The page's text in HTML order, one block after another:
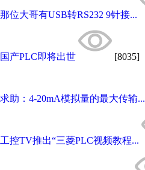
那位大哥有USB转RS232 9针接...
国产PLC即将出世 [8035]
求助：4-20mA模拟量的最大传输...
工控TV推出“三菱PLC视频教程...